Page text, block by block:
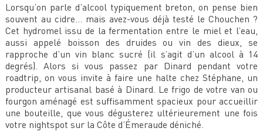
Lorsqu’on parle d’alcool typiquement breton, on pense bien
souvent au cidre… mais avez-vous déjà testé le Chouchen ?
Cet hydromel issu de la fermentation entre le miel et l’eau,
aussi appelé boisson des druides ou vin des dieux, se
rapproche d’un vin blanc sucré (il s’agit d’un alcool à 14
degrés). Alors si vous passez par Dinard pendant votre
roadtrip, on vous invite à faire une halte chez Stéphane, un
producteur artisanal basé à Dinard. Le frigo de votre van ou
fourgon aménagé est suffisamment spacieux pour accueillir
une bouteille, que vous dégusterez ultérieurement une fois
votre nightspot sur la Côte d’Émeraude déniché.